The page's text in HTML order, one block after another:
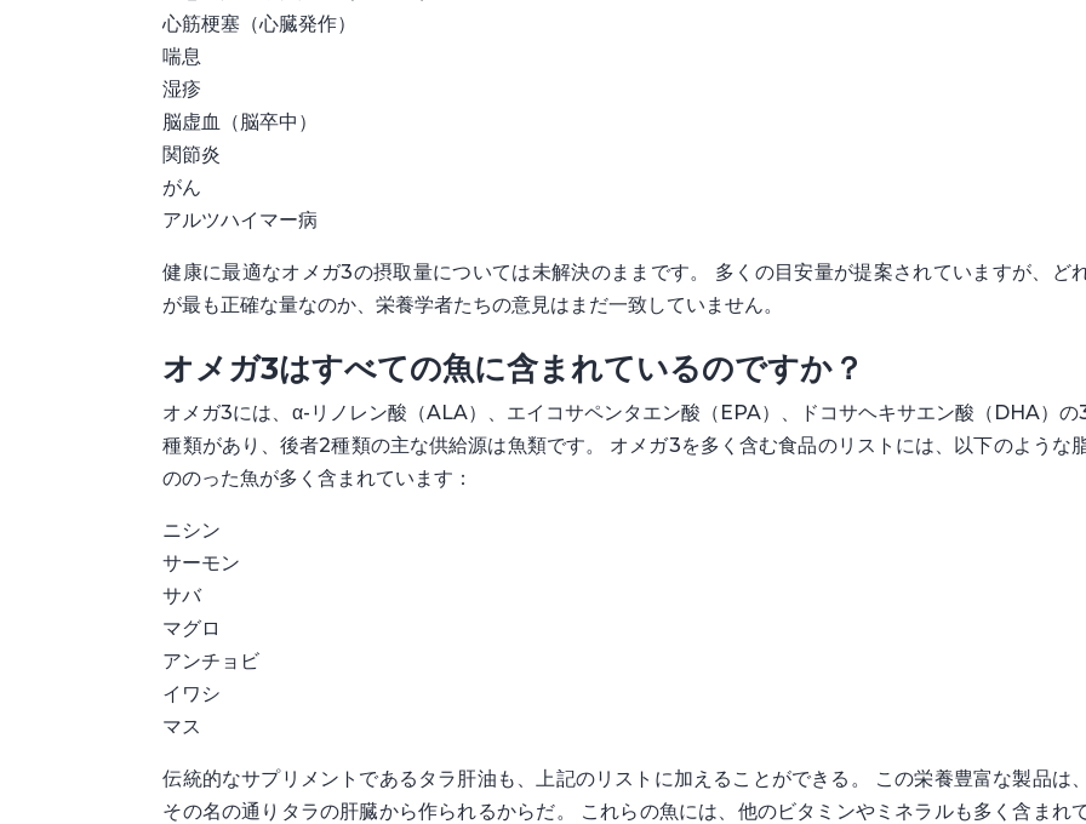
心筋梗塞（心臓発作）
喘息
湿疹
脳虚血（脳卒中）
関節炎
がん
アルツハイマー病
健康に最適なオメガ3の摂取量については未解決のままです。 多くの目安量が提案されていますが、ど
が最も正確な量なのか、栄養学者たちの意見はまだ一致していません。
オメガ3はすべての魚に含まれているのですか？
オメガ3には、α-リノレン酸（ALA）、エイコサペンタエン酸（EPA）、ドコサヘキサエン酸（DHA）の
種類があり、後者2種類の主な供給源は魚類です。 オメガ3を多く含む食品のリストには、以下のような
ののった魚が多く含まれています：
ニシン
サーモン
サバ
マグロ
アンチョビ
イワシ
マス
伝統的なサプリメントであるタラ肝油も、上記のリストに加えることができる。 この栄養豊富な製品は、
その名の通りタラの肝臓から作られるからだ。 これらの魚には、他のビタミンやミネラルも多く含まれ